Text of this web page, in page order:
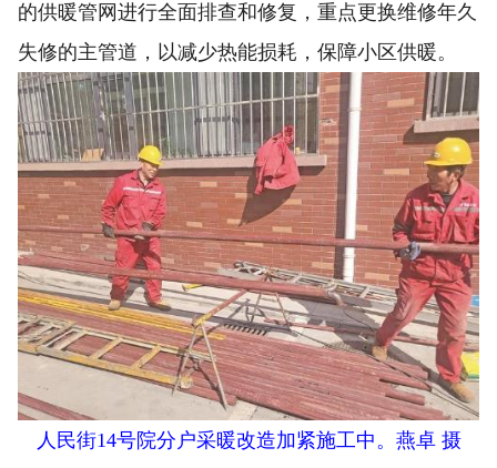
的供暖管网进行全面排查和修复，重点更换维修年久
失修的主管道，以减少热能损耗，保障小区供暖。
人民街14号院分户采暖改造加紧施工中。燕卓 摄